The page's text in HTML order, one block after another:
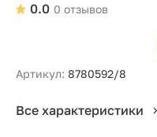
0 отзывов
0.0
Артикул: 8780592/8
Все характеристики